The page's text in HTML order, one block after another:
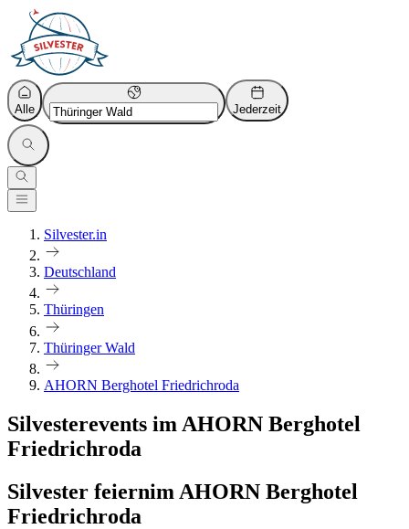
Alle Jederzeit
Silvester.in
Deutschland
Thüringen
Thüringer Wald
AHORN Berghotel Friedrichroda
Silvesterevents im AHORN Berghotel
Friedrichroda
Silvester feiernim AHORN Berghotel
Friedrichroda